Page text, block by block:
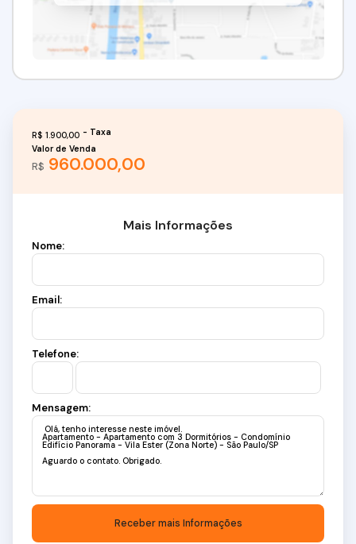
R$ 960.000,00
Valor de Venda
R$ 1.900,00
Mais Informações
Nome:
Email:
Telefone:
Mensagem: